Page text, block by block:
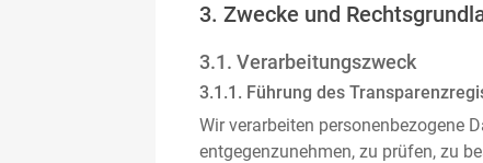
3. Zwecke und
3.1. Verarbeitungszweck
3.1.1. Führung des
Wir verarbeiten personenbezogene
entgegenzunehmen, zu prüfen, zu